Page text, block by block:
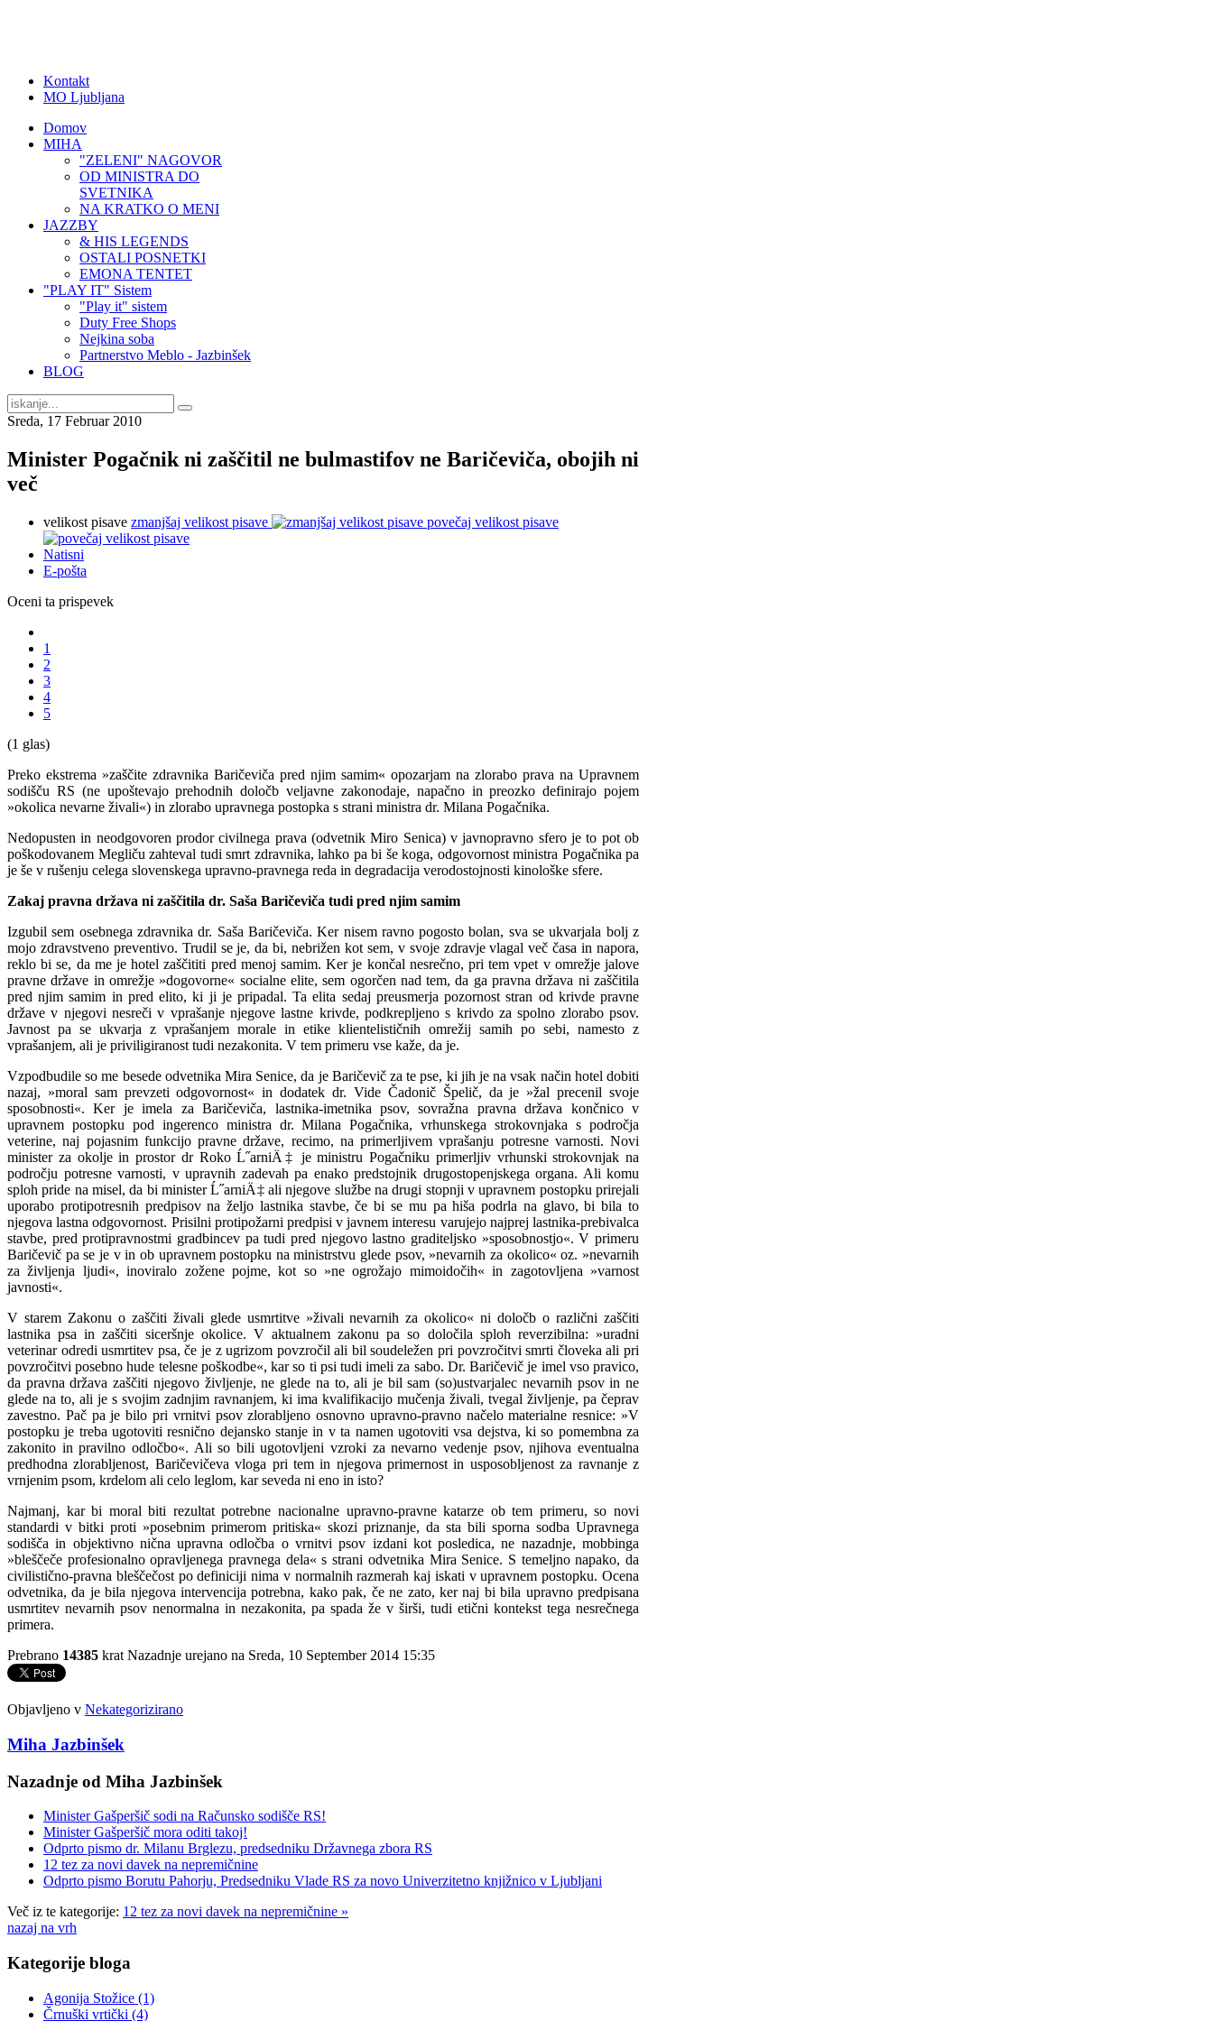
Kontakt
MO Ljubljana
Domov
MIHA
"ZELENI" NAGOVOR
OD MINISTRA DO
SVETNIKA
NA KRATKO O MENI
JAZZBY
& HIS LEGENDS
OSTALI POSNETKI
EMONA TENTET
"PLAY IT" Sistem
"Play it" sistem
Duty Free Shops
Nejkina soba
Partnerstvo Meblo - Jazbinšek
BLOG
Sreda, 17 Februar 2010
Minister Pogačnik ni zaščitil ne bulmastifov ne Baričeviča, obojih ni
več
velikost pisave zmanjšaj velikost pisave povečaj velikost pisave
Natisni
E-pošta
Oceni ta prispevek
1
2
3
4
5
(1 glas)
Preko ekstrema »zaščite zdravnika Baričeviča pred njim samim« opozarjam na zlorabo prava na Upravnem
sodišču RS (ne upoštevajo prehodnih določb veljavne zakonodaje, napačno in preozko definirajo pojem
»okolica nevarne živali«) in zlorabo upravnega postopka s strani ministra dr. Milana Pogačnika.
Nedopusten in neodgovoren prodor civilnega prava (odvetnik Miro Senica) v javnopravno sfero je to pot ob
poškodovanem Megliču zahteval tudi smrt zdravnika, lahko pa bi še koga, odgovornost ministra Pogačnika pa
je še v rušenju celega slovenskega upravno-pravnega reda in degradacija verodostojnosti kinološke sfere.
Zakaj pravna država ni zaščitila dr. Saša Baričeviča tudi pred njim samim
Izgubil sem osebnega zdravnika dr. Saša Baričeviča. Ker nisem ravno pogosto bolan, sva se ukvarjala bolj z
mojo zdravstveno preventivo. Trudil se je, da bi, nebrižen kot sem, v svoje zdravje vlagal več časa in napora,
reklo bi se, da me je hotel zaščititi pred menoj samim. Ker je končal nesrečno, pri tem vpet v omrežje jalove
pravne države in omrežje »dogovorne« socialne elite, sem ogorčen nad tem, da ga pravna država ni zaščitila
pred njim samim in pred elito, ki ji je pripadal. Ta elita sedaj preusmerja pozornost stran od krivde pravne
države v njegovi nesreči v vprašanje njegove lastne krivde, podkrepljeno s krivdo za spolno zlorabo psov.
Javnost pa se ukvarja z vprašanjem morale in etike klientelističnih omrežij samih po sebi, namesto z
vprašanjem, ali je priviligiranost tudi nezakonita. V tem primeru vse kaže, da je.
Vzpodbudile so me besede odvetnika Mira Senice, da je Baričevič za te pse, ki jih je na vsak način hotel dobiti
nazaj, »moral sam prevzeti odgovornost« in dodatek dr. Vide Čadonič Špelič, da je »žal precenil svoje
sposobnosti«. Ker je imela za Baričeviča, lastnika-imetnika psov, sovražna pravna država končnico v
upravnem postopku pod ingerenco ministra dr. Milana Pogačnika, vrhunskega strokovnjaka s področja
veterine, naj pojasnim funkcijo pravne države, recimo, na primerljivem vprašanju potresne varnosti. Novi
minister za okolje in prostor dr Roko Ĺ˝arniÄ‡ je ministru Pogačniku primerljiv vrhunski strokovnjak na
področju potresne varnosti, v upravnih zadevah pa enako predstojnik drugostopenjskega organa. Ali komu
sploh pride na misel, da bi minister Ĺ˝arniÄ‡ ali njegove službe na drugi stopnji v upravnem postopku prirejali
uporabo protipotresnih predpisov na željo lastnika stavbe, če bi se mu pa hiša podrla na glavo, bi bila to
njegova lastna odgovornost. Prisilni protipožarni predpisi v javnem interesu varujejo najprej lastnika-prebivalca
stavbe, pred protipravnostmi gradbincev pa tudi pred njegovo lastno graditeljsko »sposobnostjo«. V primeru
Baričevič pa se je v in ob upravnem postopku na ministrstvu glede psov, »nevarnih za okolico« oz. »nevarnih
za življenja ljudi«, inoviralo zožene pojme, kot so »ne ogrožajo mimoidočih« in zagotovljena »varnost
javnosti«.
V starem Zakonu o zaščiti živali glede usmrtitve »živali nevarnih za okolico« ni določb o različni zaščiti
lastnika psa in zaščiti siceršnje okolice. V aktualnem zakonu pa so določila sploh reverzibilna: »uradni
veterinar odredi usmrtitev psa, če je z ugrizom povzročil ali bil soudeležen pri povzročitvi smrti človeka ali pri
povzročitvi posebno hude telesne poškodbe«, kar so ti psi tudi imeli za sabo. Dr. Baričevič je imel vso pravico,
da pravna država zaščiti njegovo življenje, ne glede na to, ali je bil sam (so)ustvarjalec nevarnih psov in ne
glede na to, ali je s svojim zadnjim ravnanjem, ki ima kvalifikacijo mučenja živali, tvegal življenje, pa čeprav
zavestno. Pač pa je bilo pri vrnitvi psov zlorabljeno osnovno upravno-pravno načelo materialne resnice: »V
postopku je treba ugotoviti resnično dejansko stanje in v ta namen ugotoviti vsa dejstva, ki so pomembna za
zakonito in pravilno odločbo«. Ali so bili ugotovljeni vzroki za nevarno vedenje psov, njihova eventualna
predhodna zlorabljenost, Baričevičeva vloga pri tem in njegova primernost in usposobljenost za ravnanje z
vrnjenim psom, krdelom ali celo leglom, kar seveda ni eno in isto?
Najmanj, kar bi moral biti rezultat potrebne nacionalne upravno-pravne katarze ob tem primeru, so novi
standardi v bitki proti »posebnim primerom pritiska« skozi priznanje, da sta bili sporna sodba Upravnega
sodišča in objektivno nična upravna odločba o vrnitvi psov izdani kot posledica, ne nazadnje, mobbinga
»bleščeče profesionalno opravljenega pravnega dela« s strani odvetnika Mira Senice. S temeljno napako, da
civilistično-pravna bleščečost po definiciji nima v normalnih razmerah kaj iskati v upravnem postopku. Ocena
odvetnika, da je bila njegova intervencija potrebna, kako pak, če ne zato, ker naj bi bila upravno predpisana
usmrtitev nevarnih psov nenormalna in nezakonita, pa spada že v širši, tudi etični kontekst tega nesrečnega
primera.
Prebrano 14385 krat Nazadnje urejano na Sreda, 10 September 2014 15:35
Objavljeno v Nekategorizirano
Miha Jazbinšek
Nazadnje od Miha Jazbinšek
Minister Gašperšič sodi na Računsko sodišče RS!
Minister Gašperšič mora oditi takoj!
Odprto pismo dr. Milanu Brglezu, predsedniku Državnega zbora RS
12 tez za novi davek na nepremičnine
Odprto pismo Borutu Pahorju, Predsedniku Vlade RS za novo Univerzitetno knjižnico v Ljubljani
Več iz te kategorije: 12 tez za novi davek na nepremičnine »
nazaj na vrh
Kategorije bloga
Agonija Stožice (1)
Črnuški vrtički (4)